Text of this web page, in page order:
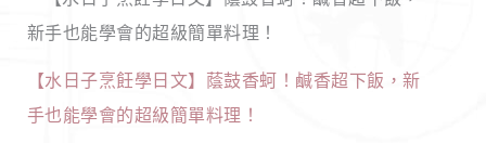
【水日子烹飪學日文】蔭鼓香蚵！鹹香超下飯，新
手也能學會的超級簡單料理！